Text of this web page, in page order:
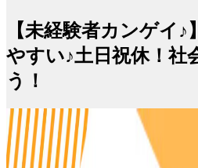
【未経験者カンゲイ
やすい♪土日祝休！社
う！